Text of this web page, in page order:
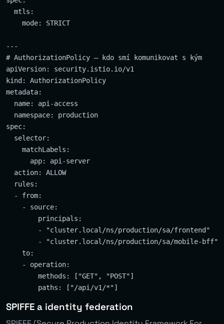
  mtls:
    mode: STRICT
---
# AuthorizationPolicy — kdo smí komunikovat s kým
apiVersion: security.istio.io/v1
kind: AuthorizationPolicy
metadata:
  name: api-access
  namespace: production
spec:
  selector:
    matchLabels:
      app: api-server
  action: ALLOW
  rules:
  - from:
    - source:
        principals:
        - "cluster.local/ns/production/sa/frontend"
        - "cluster.local/ns/production/sa/mobile-bff"
    to:
    - operation:
        methods: ["GET", "POST"]
SPIFFE a identity federation